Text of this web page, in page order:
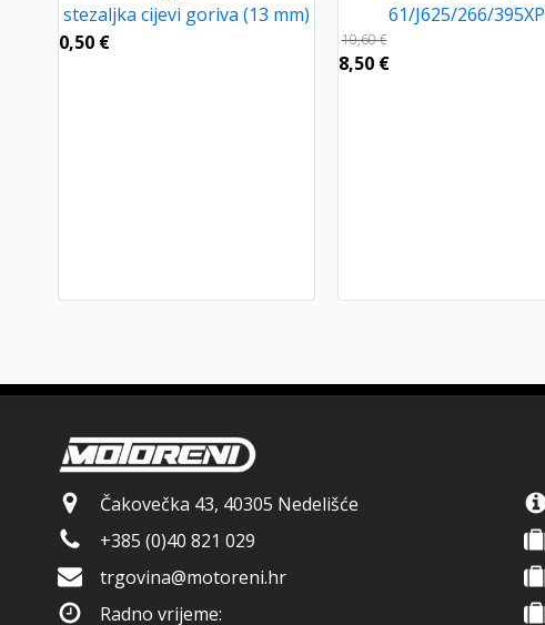
stezaljka cijevi goriva (13 mm)
0,50 €
61/J625/266/395XP
10,60€
8,50 €
Čakovečka 43, 40305 Nedelišće
+385 (0)40 821 029
trgovina@motoreni.hr
Radno vrijeme: